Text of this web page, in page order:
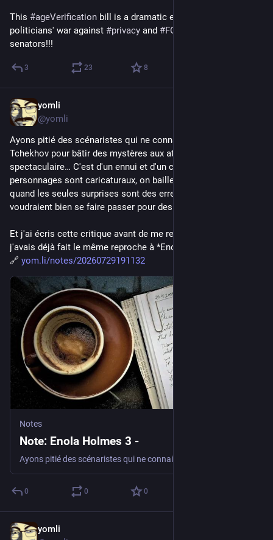
This #ageVerification bill is a dramatic escalation in the
politicians' war against #privacy and #FOSS
senators!!!
3 23 8
yomli
@yomli
Ayons pitié des scénaristes qui ne connaissent que le fusil de
Tchekhov pour bâtir des mystères aux attraits du
spectaculaire… C'est d'un ennui et d'un cliché, les
personnages sont caricaturaux, on baille du début à la fin
quand les seules surprises sont des erreurs grossières qui
voudraient bien se faire passer pour des coïncidences.
Et j'ai écris cette critique avant de me rendre compte que
j'avais déjà fait le même reproche à *Enola […]
🔗 yom.li/notes/20260729191132
Notes
Note: Enola Holmes 3 -
0 0 0
yomli